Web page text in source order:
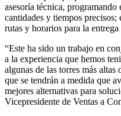
asesoría técnica,
cantidades y tiempos
rutas y horarios para la
“Este ha sido un trabajo en
a la experiencia que hemos
algunas de las torres más
que se tendrán a medida que
mejores alternativas para
Vicepresidente de Ventas a